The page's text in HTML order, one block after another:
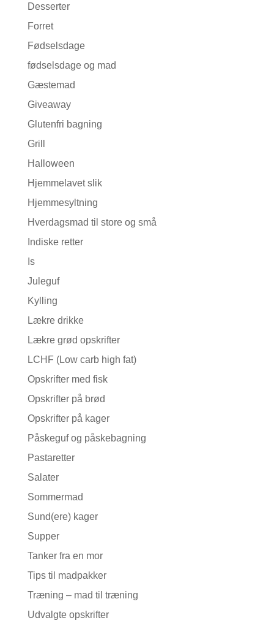
Desserter
Forret
Fødselsdage
fødselsdage og mad
Gæstemad
Giveaway
Glutenfri bagning
Grill
Halloween
Hjemmelavet slik
Hjemmesyltning
Hverdagsmad til store og små
Indiske retter
Is
Juleguf
Kylling
Lækre drikke
Lækre grød opskrifter
LCHF (Low carb high fat)
Opskrifter med fisk
Opskrifter på brød
Opskrifter på kager
Påskeguf og påskebagning
Pastaretter
Salater
Sommermad
Sund(ere) kager
Supper
Tanker fra en mor
Tips til madpakker
Træning – mad til træning
Udvalgte opskrifter